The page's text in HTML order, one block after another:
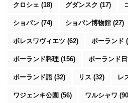
クロシェ (18) グダンスク (17)
ショパン (74) ショパン博物館 (27)
ボレスワヴィエツ (62) ポーランド
ポーランド料理 (156) ポーランド
ポーランド語(32) リス (32) レ
ワジェンキ公園 (56) ワルシャワ